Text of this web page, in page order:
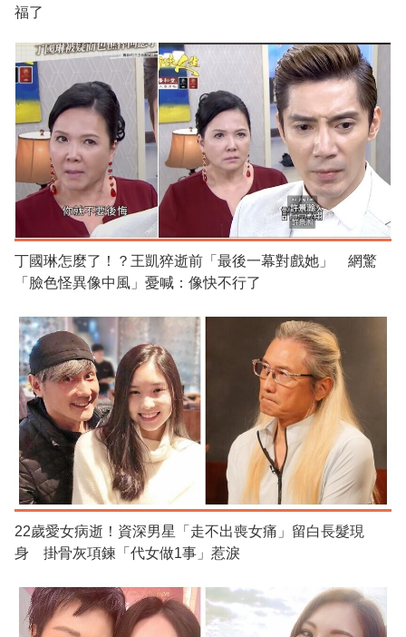
福了
丁國琳怎麼了！？王凱猝逝前「最後一幕對戲她」 網驚
「臉色怪異像中風」憂喊：像快不行了
22歲愛女病逝！資深男星「走不出喪女痛」留白長髮現
身 掛骨灰項鍊「代女做1事」惹淚